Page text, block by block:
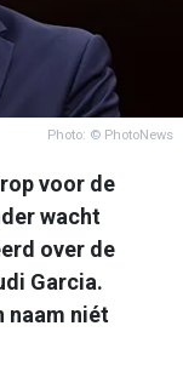
Photo: © PhotoNews
voor de
wacht
over de
Garcia.
naam niét